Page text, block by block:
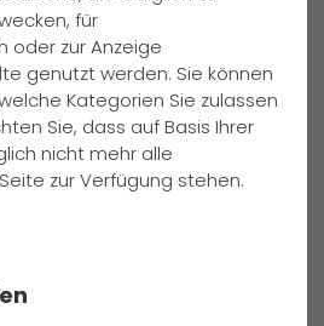
auf den Fotos die
angesichts ihres Triumphes
gilt die Parole: „Wir sehen uns
rollende Leder!
für
oder zur Anzeige
genutzt werden. Sie können
Kategorien Sie zulassen
Sie, dass auf Basis Ihrer
nicht mehr alle
zur Verfügung stehen.